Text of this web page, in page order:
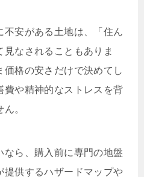
不安がある土地は、「住ん
なされることもありま
格の安さだけで決めてし
費や精神的なストレスを背
。
ら、購入前に専門の地盤
提供するハザードマップや